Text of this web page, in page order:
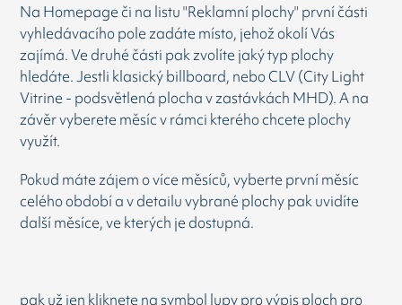
Na Homepage či na listu "Reklamní plochy" první části
vyhledávacího pole zadáte místo, jehož okolí Vás
zajímá. Ve druhé části pak zvolíte jaký typ plochy
hledáte. Jestli klasický billboard, nebo CLV (City Light
Vitrine - podsvětlená plocha v zastávkách MHD). A na
závěr vyberete měsíc v rámci kterého chcete plochy
využít.
Pokud máte zájem o více měsíců, vyberte první měsíc
celého období a v detailu vybrané plochy pak uvidíte
další měsíce, ve kterých je dostupná.
pak už jen kliknete na symbol lupy pro výpis ploch pro